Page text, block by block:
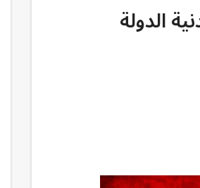
الدولة